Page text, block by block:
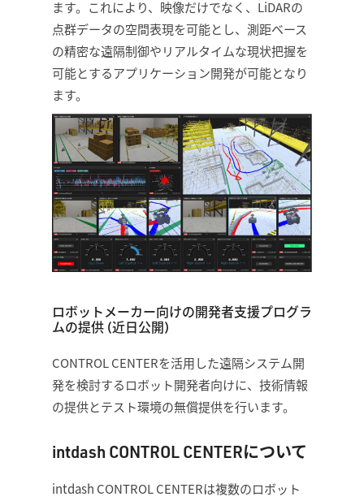
ます。これにより、映像だけでなく、LiDARの
点群データの空間表現を可能とし、測距ベース
の精密な遠隔制御やリアルタイムな現状把握を
可能とするアプリケーション開発が可能となり
ます。
ロボットメーカー向けの開発者支援プログラ
ムの提供 (近日公開)
CONTROL CENTERを活用した遠隔システム開
発を検討するロボット開発者向けに、技術情報
の提供とテスト環境の無償提供を行います。
intdash CONTROL CENTERについて
intdash CONTROL CENTERは複数のロボット